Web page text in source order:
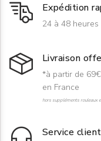
Expédition
24 à 48 heures
Livraison
*à partir de
en France
hors suppléments rouleaux
Service client